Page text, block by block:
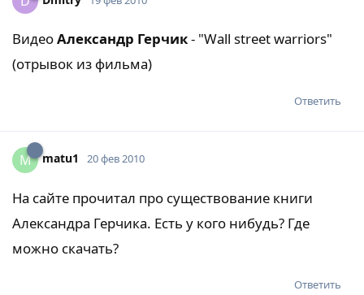
ВидеоАлександр Герчик- "Wall street warriors"
(отрывок из фильма)
Ответить
M matu1 20 фев 2010
На сайте прочитал про существование книги
Александра Герчика. Есть у кого нибудь? Где
можно скачать?
Ответить